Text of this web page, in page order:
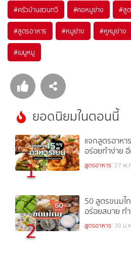
#ครัวบ้านสวนทวี #คอหมูย่าง #สู
#สูตรอาหาร #หมูย่าง #หูหมูย่าง
#เมนูหมู
ยอดนิยมในตอนนี้
1
แจกสูตรอาหา
อร่อยทำง่าย
สูตรอาหาร 27 พ.
2
50 สูตรขนมไ
อร่อยสบาย ท
สูตรอาหาร 30 ม.